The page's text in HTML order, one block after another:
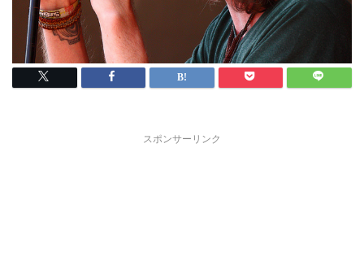
スポンサーリンク